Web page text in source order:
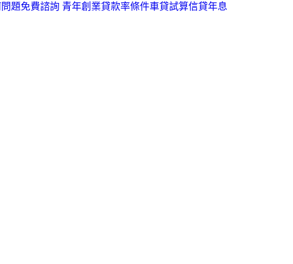
題免費諮詢 青年創業貸款率條件車貸試算信貸年息